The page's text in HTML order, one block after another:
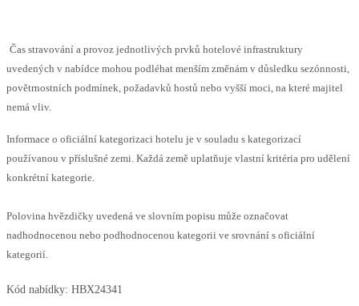
Čas stravování a provoz jednotlivých prvků hotelové infrastruktury
uvedených v nabídce mohou podléhat menším změnám v důsledku sezónnosti,
povětrnostních podmínek, požadavků hostů nebo vyšší moci, na které majitel
nemá vliv.
Informace o oficiální kategorizaci hotelu je v souladu s kategorizací
používanou v příslušné zemi. Každá země uplatňuje vlastní kritéria pro udělení
konkrétní kategorie.
Polovina hvězdičky uvedená ve slovním popisu může označovat
nadhodnocenou nebo podhodnocenou kategorii ve srovnání s oficiální
kategorií.
Kód nabídky: HBX24341